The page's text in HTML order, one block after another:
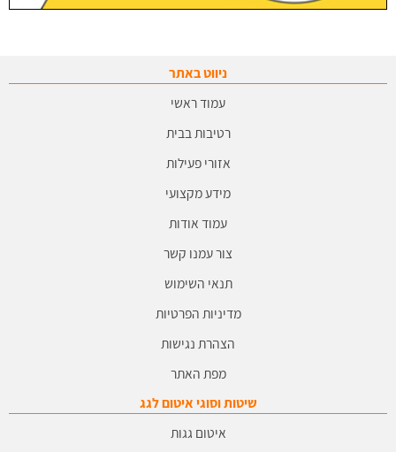
ניווט באתר
עמוד ראשי
רטיבות בבית
אזורי פעילות
מידע מקצועי
עמוד אודות
צור עמנו קשר
תנאי השימוש
מדיניות הפרטיות
הצהרת נגישות
מפת האתר
שיטות וסוגי איטום לגג
איטום גגות